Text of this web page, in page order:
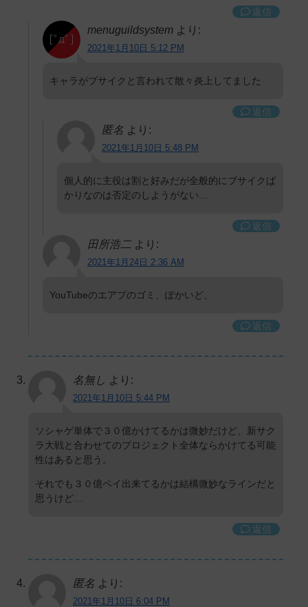
返信
menuguildsystem より:
2021年1月10日 5:12 PM
キャラがブサイクと言われて散々炎上してました
返信
匿名 より:
2021年1月10日 5:48 PM
個人的に主役は割と好みだが全般的にブサイクば
かりなのは否定のしようがない…
返信
田所浩二 より:
2021年1月24日 2:36 AM
YouTubeのエアプのゴミ、ぽかいど、
返信
名無し より:
2021年1月10日 5:44 PM
ソシャゲ単体で３０億かけてるかは微妙だけど、新サク
ラ大戦と合わせてのプロジェクト全体ならかけてる可能
性はあると思う。
それでも３０億ペイ出来てるかは結構微妙なラインだと
思うけど…
返信
匿名 より:
2021年1月10日 6:04 PM